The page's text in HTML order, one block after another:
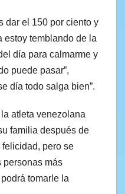
dar el 150 por ciento y
estoy temblando de la
día para calmarme y
puede pasar”,
día todo salga bien”.
atleta venezolana
familia después de
felicidad, pero se
personas más
tomarle la